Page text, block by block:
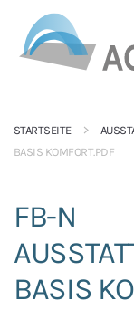
Skip to main
STARTSEITE
BASIS KOMFORT.PDF
FB-N
BASIS